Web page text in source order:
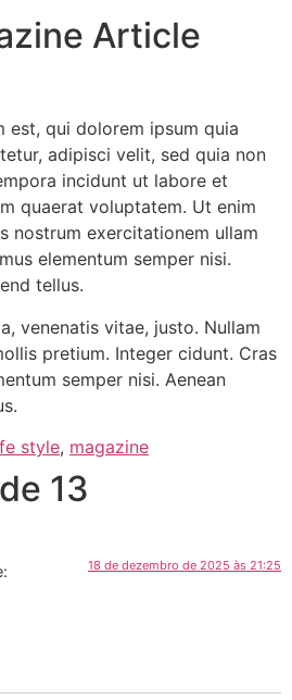
Article
est, qui dolorem ipsum quia
adipisci velit, sed quia non
incidunt ut labore et
quaerat voluptatem. Ut enim
nostrum exercitationem ullam
elementum semper nisi.
tellus.
venenatis vitae, justo. Nullam
pretium. Integer cidunt. Cras
semper nisi. Aenean
style, magazine
13
18 de dezembro de 2025 às 21:25